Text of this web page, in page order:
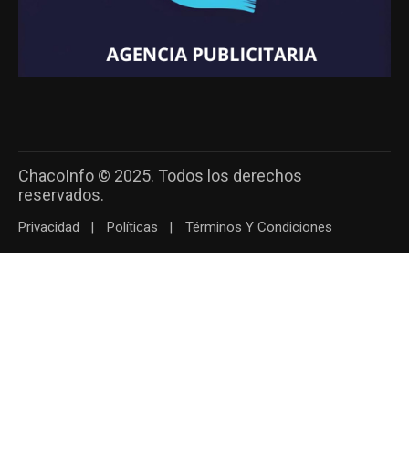
ChacoInfo © 2025. Todos los derechos
reservados.
Privacidad Políticas Términos Y Condiciones